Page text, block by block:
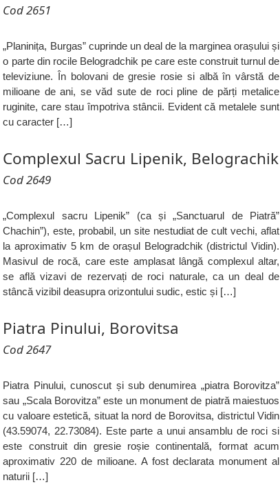
Cod 2651
„Planinița, Burgas” cuprinde un deal de la marginea orașului și
o parte din rocile Belogradchik pe care este construit turnul de
televiziune. În bolovani de gresie rosie si albă în vârstă de
milioane de ani, se văd sute de roci pline de părți metalice
ruginite, care stau împotriva stâncii. Evident că metalele sunt
cu caracter […]
Complexul Sacru Lipenik, Belograchik
Cod 2649
„Complexul sacru Lipenik” (ca și „Sanctuarul de Piatră”
Chachin”), este, probabil, un site nestudiat de cult vechi, aflat
la aproximativ 5 km de orașul Belogradchik (districtul Vidin).
Masivul de rocă, care este amplasat lângă complexul altar,
se află vizavi de rezervați de roci naturale, ca un deal de
stâncă vizibil deasupra orizontului sudic, estic și […]
Piatra Pinului, Borovitsa
Cod 2647
Piatra Pinului, cunoscut și sub denumirea „piatra Borovitza”
sau „Scala Borovitza” este un monument de piatră maiestuos
cu valoare estetică, situat la nord de Borovitsa, districtul Vidin
(43.59074, 22.73084). Este parte a unui ansamblu de roci si
este construit din gresie roșie continentală, format acum
aproximativ 220 de milioane. A fost declarata monument al
naturii […]